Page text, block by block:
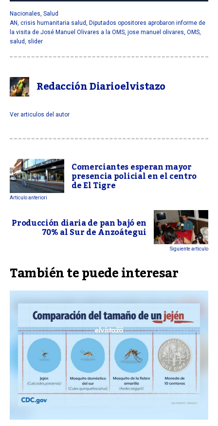
Nacionales Salud
AN crisis humanitaria salud Diputados opositores aprobaron informe de
la visita de José Manuel Olivares a la OMS jose manuel olivares OMS
salud
slider
Redacción Diarioelvistazo
Ver articulos del autor
Comerciantes esperan mayor
presencia policial en el centro
de El Tigre
Articulo anteriori
Producción diaria de pan bajó en
70% al Sur de Anzoátegui
Siguiente articulo
También te puede interesar